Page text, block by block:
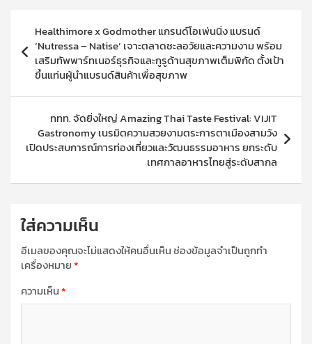
เรื่องHealthimore x Godmother แกรนด์โอเพ่นนิ่ง แบรนด์
‘Nutressa – Natise’ เจาะตลาดชะลอวัยและความงาม พร้อม
เสริมทัพพาร์ทเนอร์ธุรกิจและกูรูด้านสุขภาพเต็มพิกัด ตั้งเป้า
ขึ้นแท่นผู้นำแบรนด์สินค้าเพื่อสุขภาพ
ททท. จัดยิ่งใหญ่ Amazing Thai Taste Festival: VIJIT
Gastronomy เนรมิตความสวยงามตระการตาเมืองสามวัง
เปิดประสบการณ์การท่องเที่ยวและวัฒนธรรมอาหาร ยกระดับ
เทศกาลอาหารไทยสู่ระดับสากล
ใส่ความเห็น
อีเมลของคุณจะไม่แสดงให้คนอื่นเห็นช่องข้อมูลจำเป็นถูกทำ
เครื่องหมาย*
ความเห็น*